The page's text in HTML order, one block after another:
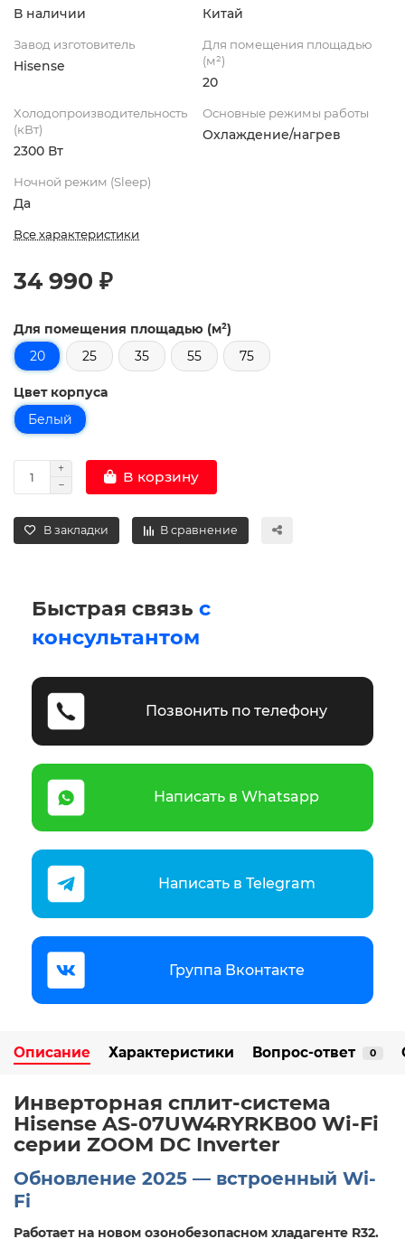
В наличии Китай
Завод изготовитель
Hisense
Для помещения площадью
(м²)
20
Холодопроизводительность
(кВт)
2300 Вт
Основные режимы работы
Охлаждение/нагрев
Ночной режим (Sleep)
Да
Все характеристики
34 990 ₽
Для помещения площадью (м²)
20
25 35 55 75
Цвет корпуса
Белый
В корзину
В закладки В сравнение
Быстрая связь с
консультантом
Позвонить по телефону
Написать в Whatsapp
Написать в Telegram
Группа Вконтакте
Описание Характеристики Вопрос-ответ 0
Инверторная сплит-система
Hisense AS-07UW4RYRKB00 Wi-Fi
серии ZOOM DC Inverter
Обновление 2025 — встроенный Wi-
Fi
Работает на новом озонобезопасном хладагенте R32.